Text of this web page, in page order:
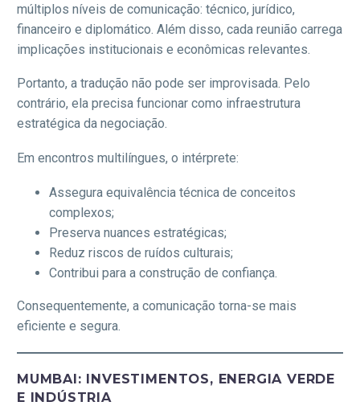
múltiplos níveis de comunicação: técnico, jurídico,
financeiro e diplomático. Além disso, cada reunião carrega
implicações institucionais e econômicas relevantes.
Portanto, a tradução não pode ser improvisada. Pelo
contrário, ela precisa funcionar como infraestrutura
estratégica da negociação.
Em encontros multilíngues, o intérprete:
Assegura equivalência técnica de conceitos
complexos;
Preserva nuances estratégicas;
Reduz riscos de ruídos culturais;
Contribui para a construção de confiança.
Consequentemente, a comunicação torna-se mais
eficiente e segura.
MUMBAI: INVESTIMENTOS, ENERGIA VERDE
E INDÚSTRIA